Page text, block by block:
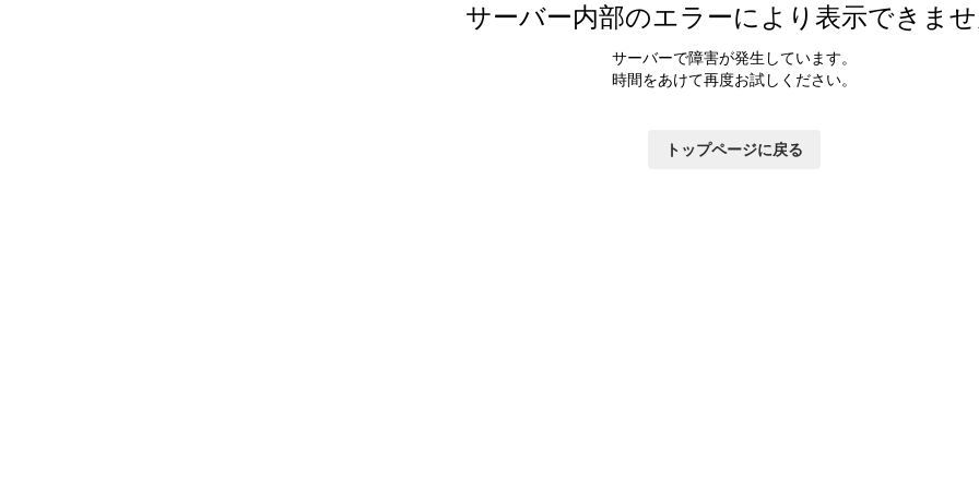
サーバー内部のエラーにより表示できま
サーバーで障害が発生しています。
時間をあけて再度お試しください。
トップページに戻る